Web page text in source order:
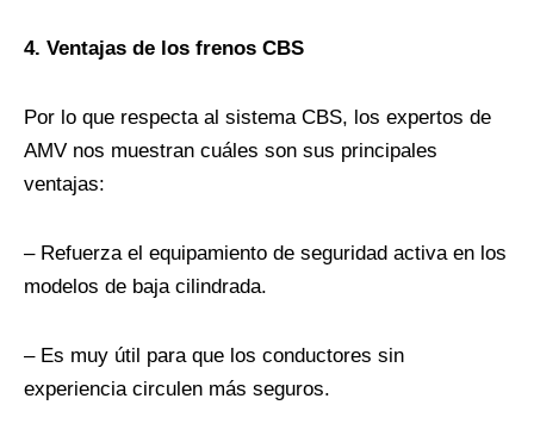
4. Ventajas de los frenos CBS
Por lo que respecta al sistema CBS, los expertos de
AMV nos muestran cuáles son sus principales
ventajas:
– Refuerza el equipamiento de seguridad activa en los
modelos de baja cilindrada.
– Es muy útil para que los conductores sin
experiencia circulen más seguros.